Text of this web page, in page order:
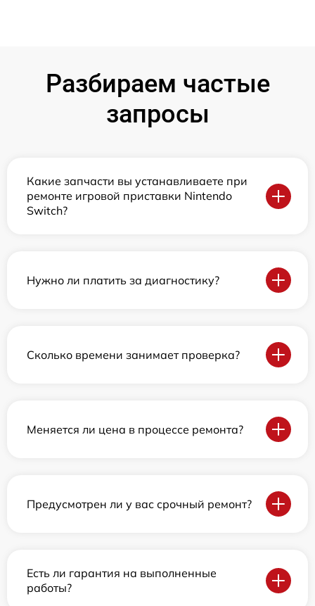
Разбираем частые
запросы
Какие запчасти вы устанавливаете при
ремонте игровой приставки Nintendo
Switch?
Нужно ли платить за диагностику?
Сколько времени занимает проверка?
Меняется ли цена в процессе ремонта?
Предусмотрен ли у вас срочный ремонт?
Есть ли гарантия на выполненные
работы?